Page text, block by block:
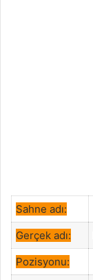
Sahne adı:
Gerçek adı:
Pozisyonu: